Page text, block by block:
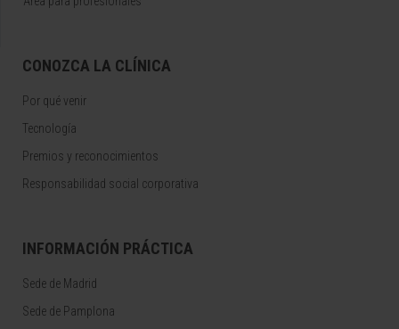
CONOZCA LA CLÍNICA
Por qué venir
Tecnología
Premios y reconocimientos
Responsabilidad social corporativa
INFORMACIÓN PRÁCTICA
Sede de Madrid
Sede de Pamplona